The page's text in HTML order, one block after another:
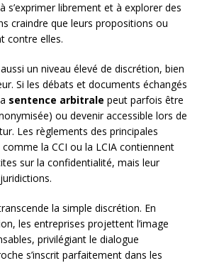
s’exprimer librement et à explorer des
craindre que leurs propositions ou
contre elles.
un niveau élevé de discrétion, bien
Si les débats et documents échangés
sentence arbitrale peut parfois être
ou devenir accessible lors de
Les règlements des principales
la CCI ou la LCIA contiennent
sur la confidentialité, mais leur
la simple discrétion. En
les entreprises projettent l’image
privilégiant le dialogue
s’inscrit parfaitement dans les